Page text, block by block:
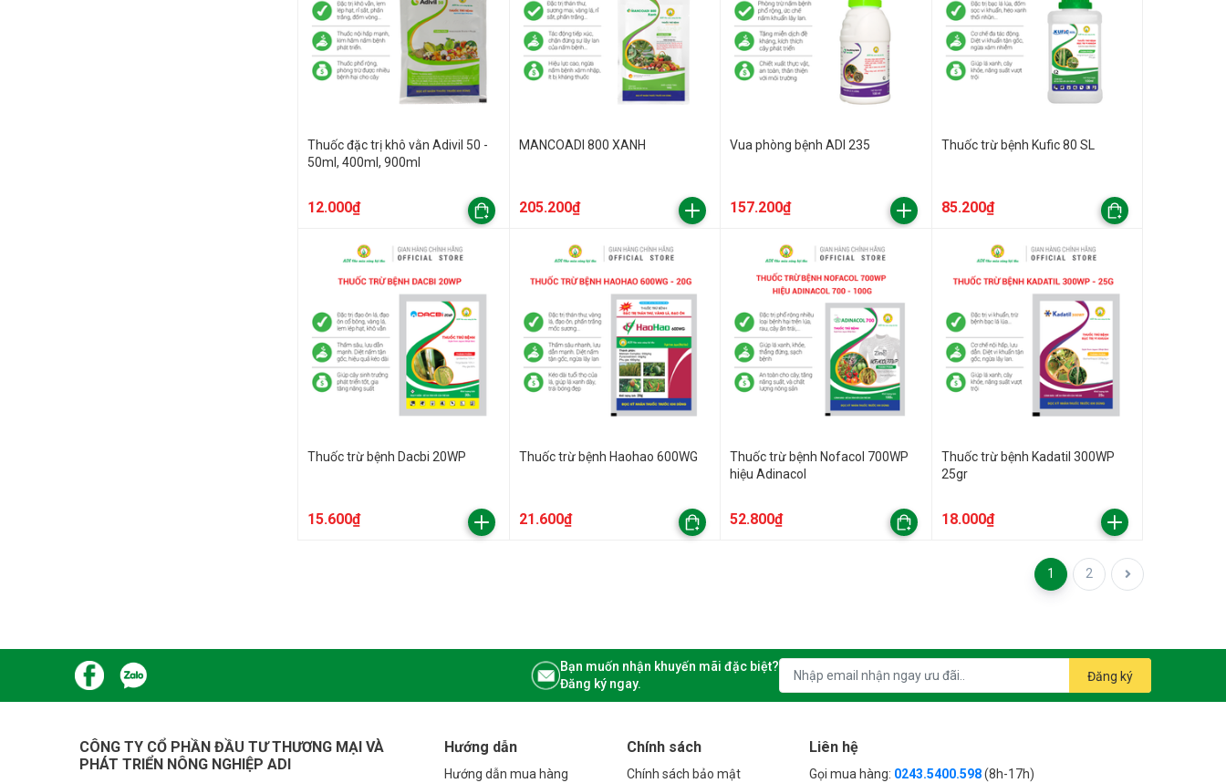
Thuốc đặc trị khô vằn Adivil 50 -
50ml, 400ml, 900ml
12.000₫
MANCOADI 800 XANH
205.200₫
Vua phòng bệnh ADI 235
157.200₫
Thuốc trừ bệnh Kufic 80 SL
85.200₫
Thuốc trừ bệnh Dacbi 20WP
15.600₫
Thuốc trừ bệnh Haohao 600WG
21.600₫
Thuốc trừ bệnh Nofacol 700WP
hiệu Adinacol
52.800₫
Thuốc trừ bệnh Kadatil 300WP
25gr
18.000₫
1 2
Bạn muốn nhận khuyến mãi đặc biệt?
Đăng ký ngay.
Đăng ký
CÔNG TY CỔ PHẦN ĐẦU TƯ THƯƠNG MẠI VÀ
PHÁT TRIỂN NÔNG NGHIỆP ADI
Hướng dẫn
Hướng dẫn mua hàng
Chính sách
Chính sách bảo mật
Liên hệ
Gọi mua hàng: 0243.5400.598(8h-17h)